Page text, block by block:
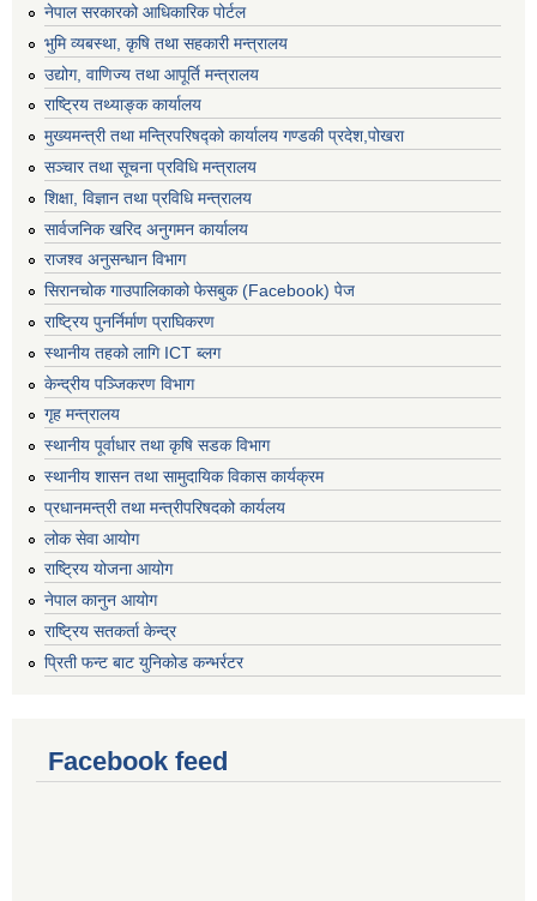
नेपाल सरकारको आधिकारिक पोर्टल
भुमि व्यबस्था, कृषि तथा सहकारी मन्त्रालय
उद्योग, वाणिज्य तथा आपूर्ति मन्त्रालय
राष्ट्रिय तथ्याङ्क कार्यालय
मुख्यमन्त्री तथा मन्त्रिपरिषद्को कार्यालय गण्डकी प्रदेश,पोखरा
सञ्‍चार तथा सूचना प्रविधि मन्त्रालय
शिक्षा, विज्ञान तथा प्रविधि मन्त्रालय
सार्वजनिक खरिद अनुगमन कार्यालय
राजश्व अनुसन्धान विभाग
सिरानचोक गाउपालिकाको फेसबुक (Facebook) पेज
राष्ट्रिय पुनर्निर्माण प्राघिकरण
स्थानीय तहको लागि ICT ब्लग
केन्द्रीय पञ्जिकरण विभाग
गृह मन्त्रालय
स्थानीय पूर्वाधार तथा कृषि सडक विभाग
स्थानीय शासन तथा सामुदायिक विकास कार्यक्रम
प्रधानमन्त्री तथा मन्त्रीपरिषदको कार्यलय
लोक सेवा आयोग
राष्ट्रिय योजना आयोग
नेपाल कानुन आयोग
राष्ट्रिय सतकर्ता केन्द्र
प्रिती फन्ट बाट युनिकोड कन्भर्रटर
Facebook feed